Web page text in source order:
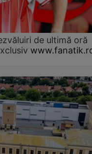
de ultimă oră